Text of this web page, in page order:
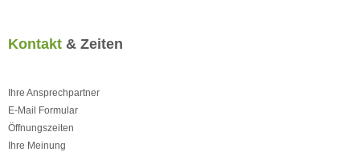
Kontakt & Zeiten
Ihre Ansprechpartner
E-Mail Formular
Öffnungszeiten
Ihre Meinung